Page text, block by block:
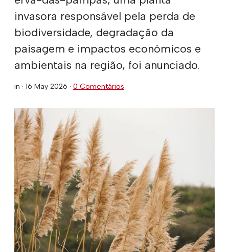
invasora responsável pela perda de
biodiversidade, degradação da
paisagem e impactos económicos e
ambientais na região, foi anunciado.
in · 16 May 2026 · 0 Comentários